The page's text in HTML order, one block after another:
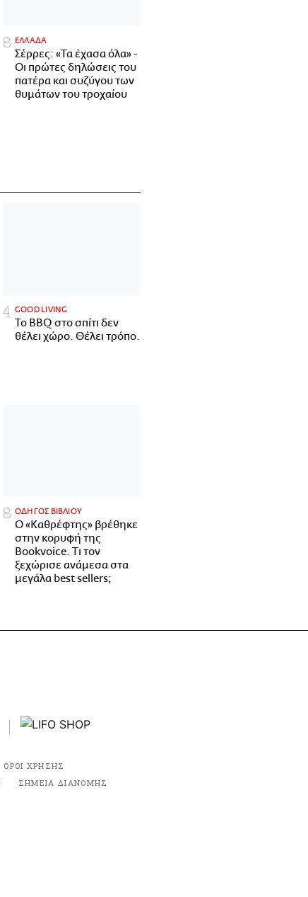
ΕΛΛΑΔΑ
Σέρρες: «Τα έχασα όλα» -
Οι πρώτες δηλώσεις του
πατέρα και συζύγου των
θυμάτων του τροχαίου
GOOD LIVING
Το BBQ στο σπίτι δεν
θέλει χώρο. Θέλει τρόπο.
ΟΔΗΓΟΣ ΒΙΒΛΙΟΥ
Ο «Καθρέφτης» βρέθηκε
στην κορυφή της
Bookvoice. Τι τον
ξεχώρισε ανάμεσα στα
μεγάλα best sellers;
ΟΡΟΙ ΧΡΗΣΗΣ
ΣΗΜΕΙΑ ΔΙΑΝΟΜΗΣ